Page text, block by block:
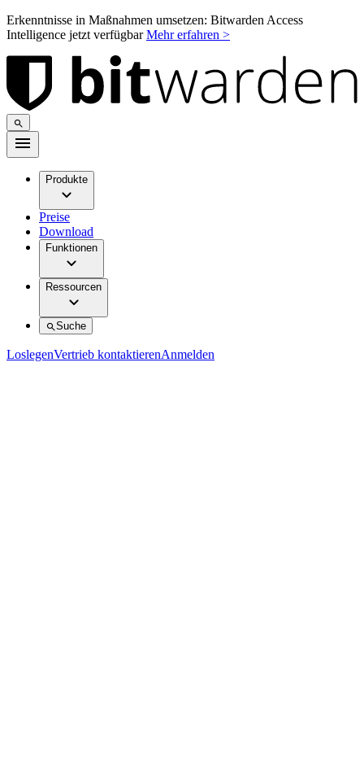
Erkenntnisse in Maßnahmen umsetzen: Bitwarden Access
Intelligence jetzt verfügbarMehr erfahren >
Produkte
Preise
Download
Funktionen
Ressourcen
Suche
LoslegenVertrieb kontaktierenAnmelden